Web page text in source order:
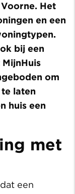
Het
en een
bij een
om
laten
huis een
met
een